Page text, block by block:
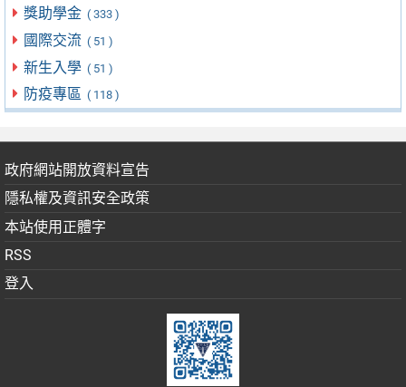
獎助學金 ( 333 )
國際交流 ( 51 )
新生入學 ( 51 )
防疫專區 ( 118 )
政府網站開放資料宣告
隱私權及資訊安全政策
本站使用正體字
RSS
登入